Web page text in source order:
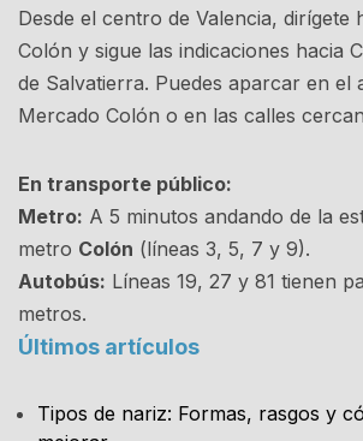
Desde el centro de Valencia, dirígete
Colón y sigue las indicaciones hacia
de Salvatierra. Puedes aparcar en el
Mercado Colón o en las calles
En transporte público:
Metro: A 5 minutos andando de la
metro Colón (líneas 3, 5, 7 y 9).
Autobús: Líneas 19, 27 y 81 tienen
metros.
Últimos artículos
Tipos de nariz: Formas, rasgos y